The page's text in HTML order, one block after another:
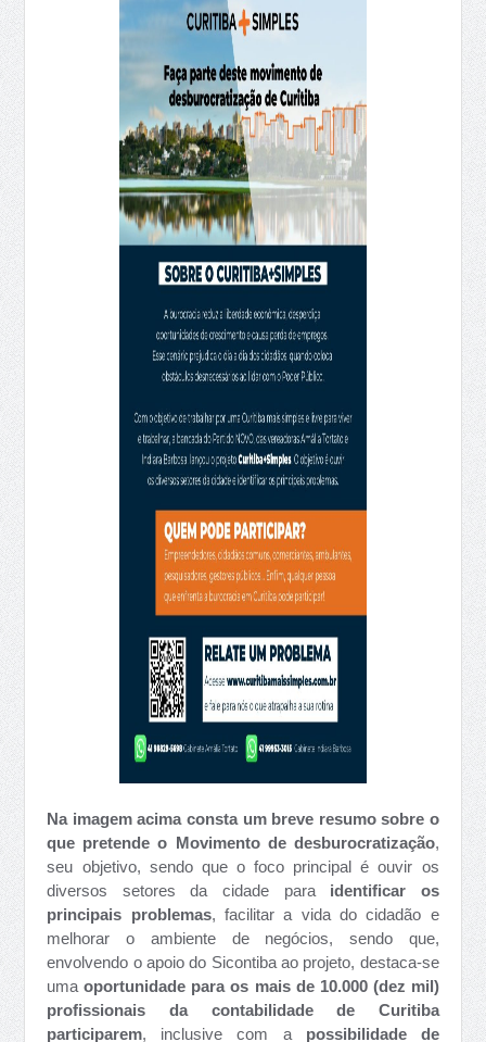
Na imagem acima consta um breve resumo sobre o
que pretende o Movimento de desburocratização,
seu objetivo, sendo que o foco principal é ouvir os
diversos setores da cidade para identificar os
principais problemas, facilitar a vida do cidadão e
melhorar o ambiente de negócios, sendo que,
envolvendo o apoio do Sicontiba ao projeto, destaca-se
umaoportunidade para os mais de 10.000 (dez mil)
profissionais da contabilidade de Curitiba
participarem, inclusive com a possibilidade de